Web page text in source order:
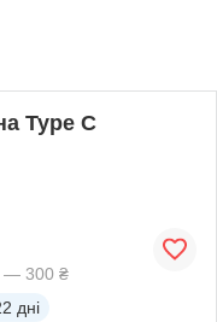
Type C
— 300 ₴
дні